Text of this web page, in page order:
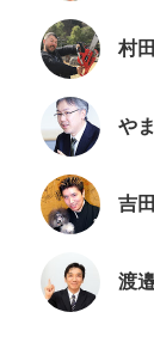
村
や
吉
渡